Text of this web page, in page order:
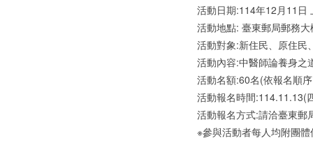
活動日期:114年12月11日
活動地點: 臺東郵局郵務
活動對象:新住民、原住民
活動內容:中醫師論養身之
活動名額:60名(依報名順
活動報名時間:114.11.13(
活動報名方式:請洽臺東郵
※參與活動者每人均附團